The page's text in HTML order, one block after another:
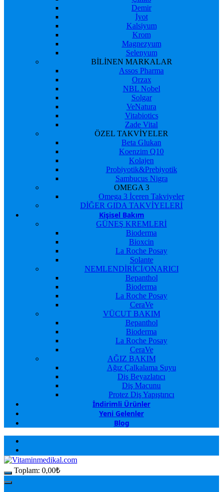
Demir
İyot
Kalsiyum
Krom
Magnezyum
Selenyum
BİLİNEN MARKALAR
Assos Pharma
Orzax
NBL Nobel
Solgar
VeNatura
Vitabiotics
Zade Vital
ÖZEL TAKVİYELER
Beta Glukan
Koenzim Q10
Kolajen
Probiyotik&Prebiyotik
Sambucus Nigra
OMEGA 3
Omega 3 İçeren Takviyeler
DİĞER GIDA TAKVİYELERİ
Kişisel Bakım
GÜNEŞ KREMLERİ
Bioderma
Bioxcin
La Roche Posay
Solante
NEMLENDİRİCİ/ONARICI
Bepanthol
Bioderma
La Roche Posay
CeraVe
VÜCUT BAKIM
Bepanthol
Bioderma
La Roche Posay
CeraVe
AĞIZ BAKIM
Ağız Çalkalama Suyu
Diş Beyazlatıcı
Diş Macunu
Protez Diş Yapıştırıcı
İndirimli Ürünler
Yeni Gelenler
Blog
Toplam: 0,00₺